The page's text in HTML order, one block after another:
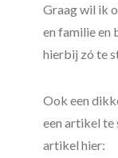
Graag wil ik
en familie en
hierbij zó te
Ook een
een artikel te
artikel hier: